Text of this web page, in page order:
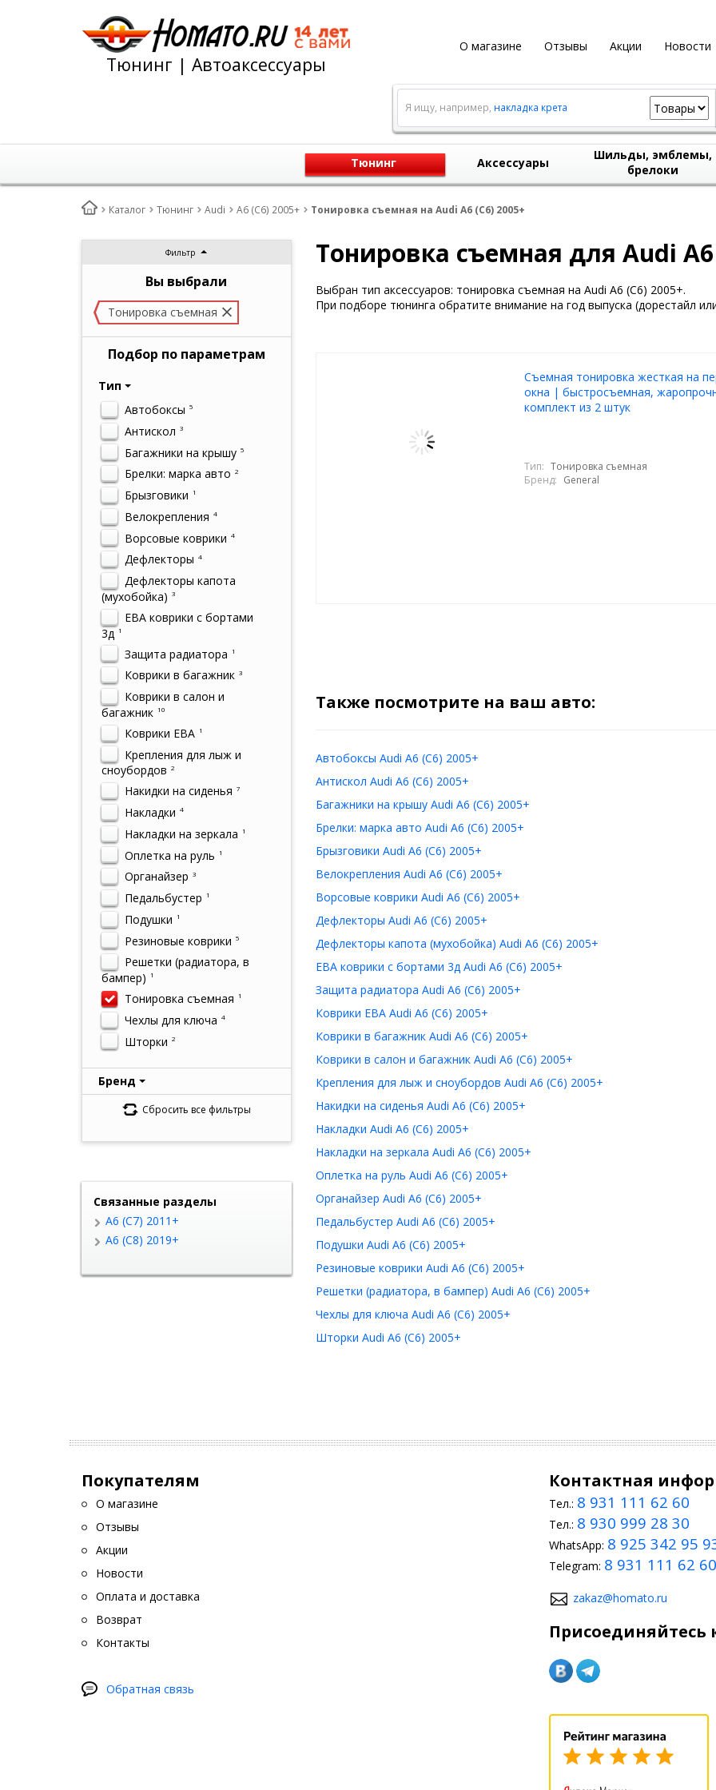
О магазине Отзывы Акции Новости
Тюнинг | Автоаксессуары
Я ищу, например, накладка крета
Тюнинг Аксессуары
Шильды, эмблемы,
брелоки
Каталог Тюнинг Audi A6 (C6) 2005+ Тонировка съемная на Audi A6 (C6) 2005+
Фильтр
Вы выбрали
Тонировка съемная
Подбор по параметрам
Тип
Автобоксы 5
Антискол 3
Багажники на крышу 5
Брелки: марка авто 2
Брызговики 1
Велокрепления 4
Ворсовые коврики 4
Дефлекторы 4
Дефлекторы капота
(мухобойка) 3
ЕВА коврики с бортами
3д
1
Защита радиатора 1
Коврики в багажник 3
Коврики в салон и
багажник 10
Коврики ЕВА 1
Крепления для лыж и
сноубордов 2
Накидки на сиденья 7
Накладки 4
Накладки на зеркала 1
Оплетка на руль 1
Органайзер 3
Педальбустер 1
Подушки 1
Резиновые коврики 5
Решетки (радиатора, в
бампер)
1
Тонировка съемная 1
Чехлы для ключа 4
Шторки 2
Бренд
Сбросить все фильтры
Связанные разделы
A6 (C7) 2011+
A6 (C8) 2019+
Тонировка съемная для Audi A6
Выбран тип аксессуаров: тонировка съемная на Audi A6 (C6) 2005+.
При подборе тюнинга обратите внимание на год выпуска (дорестайл
Cъемная тонировка жесткая на
окна | быстросъемная,
комплект из 2 штук
Тип: Тонировка съемная
Бренд: General
Также посмотрите на ваш авто:
Автобоксы Audi A6 (C6) 2005+
Антискол Audi A6 (C6) 2005+
Багажники на крышу Audi A6 (C6) 2005+
Брелки: марка авто Audi A6 (C6) 2005+
Брызговики Audi A6 (C6) 2005+
Велокрепления Audi A6 (C6) 2005+
Ворсовые коврики Audi A6 (C6) 2005+
Дефлекторы Audi A6 (C6) 2005+
Дефлекторы капота (мухобойка) Audi A6 (C6) 2005+
ЕВА коврики с бортами 3д Audi A6 (C6) 2005+
Защита радиатора Audi A6 (C6) 2005+
Коврики ЕВА Audi A6 (C6) 2005+
Коврики в багажник Audi A6 (C6) 2005+
Коврики в салон и багажник Audi A6 (C6) 2005+
Крепления для лыж и сноубордов Audi A6 (C6) 2005+
Накидки на сиденья Audi A6 (C6) 2005+
Накладки Audi A6 (C6) 2005+
Накладки на зеркала Audi A6 (C6) 2005+
Оплетка на руль Audi A6 (C6) 2005+
Органайзер Audi A6 (C6) 2005+
Педальбустер Audi A6 (C6) 2005+
Подушки Audi A6 (C6) 2005+
Резиновые коврики Audi A6 (C6) 2005+
Решетки (радиатора, в бампер) Audi A6 (C6) 2005+
Чехлы для ключа Audi A6 (C6) 2005+
Шторки Audi A6 (C6) 2005+
Покупателям
О магазине
Отзывы
Акции
Новости
Оплата и доставка
Возврат
Контакты
Обратная связь
Контактная
Тел.: 8 931 111 62 60
Тел.: 8 930 999 28 30
WhatsApp: 8 925 342 95
Telegram: 8 931 111 62 60
zakaz@homato.ru
Присоединяйтесь